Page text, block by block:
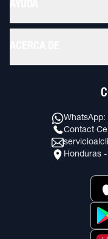
Contact
Honduras